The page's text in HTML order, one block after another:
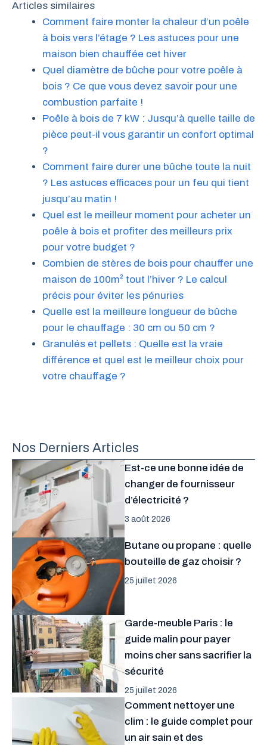
Articles similaires
Comment faire monter la chaleur d’un poêle
à bois vers l’étage ? Les astuces pour une
maison bien chauffée cet hiver
Quel diamètre de bûche pour votre poêle à
bois ? Ce que vous devez savoir pour une
combustion parfaite !
Poêle à bois de 7 kW : Jusqu’à quelle taille de
pièce peut-il vous garantir un confort optimal
?
Comment faire durer une bûche toute la nuit
? Les astuces efficaces pour un feu qui tient
jusqu’au matin !
Quel est le meilleur moment pour acheter un
poêle à bois et profiter des meilleurs prix
pour votre budget ?
Combien de stères de bois pour chauffer une
maison de 100m² tout l’hiver ? Le calcul
précis pour éviter les pénuries
Quelle est la meilleure longueur de bûche
pour le chauffage : 30 cm ou 50 cm ?
Granulés et pellets : Quelle est la vraie
différence et quel est le meilleur choix pour
votre chauffage ?
Nos Derniers Articles
Est-ce une bonne idée de
changer de fournisseur
d’électricité ?
3 août 2026
Butane ou propane : quelle
bouteille de gaz choisir ?
25 juillet 2026
Garde-meuble Paris : le
guide malin pour payer
moins cher sans sacrifier la
sécurité
25 juillet 2026
Comment nettoyer une
clim : le guide complet pour
un air sain et des